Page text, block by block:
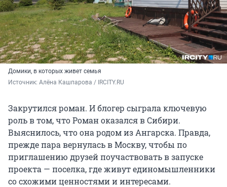
Домики, в которых живет семья
Источник: Алёна Кашпарова / IRCITY.RU
Закрутился роман. И блогер сыграла ключевую
роль в том, что Роман оказался в Сибири.
Выяснилось, что она родом из Ангарска. Правда,
прежде пара вернулась в Москву, чтобы по
приглашению друзей поучаствовать в запуске
проекта — поселка, где живут единомышленники
со схожими ценностями и интересами.